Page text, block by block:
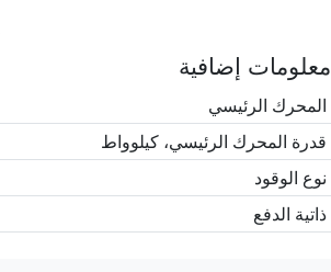
معلومات إضافية
المحرك الرئيسي
قدرة المحرك الرئيسي، كيلوواط
نوع الوقود
ذاتية الدفع